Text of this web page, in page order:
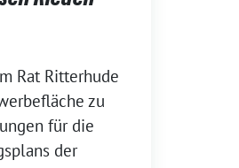
Rat Ritterhude
zu
für die
der